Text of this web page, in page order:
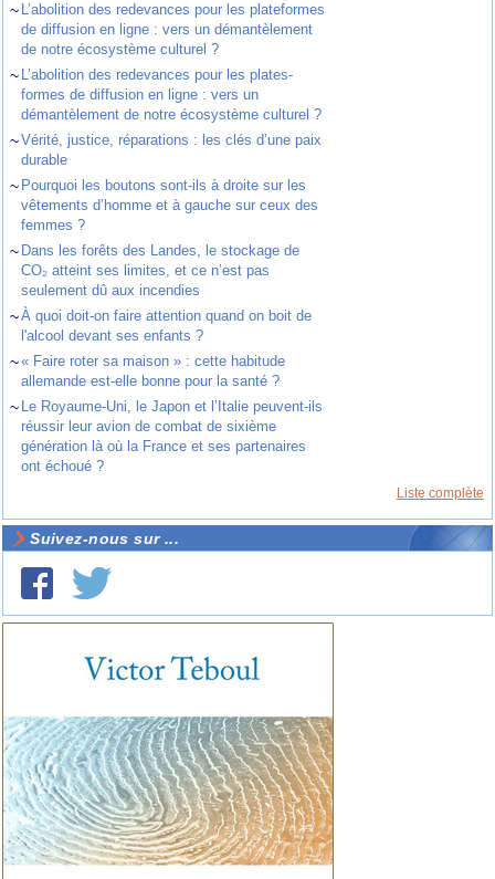
~ L’abolition des redevances pour les plateformes
de diffusion en ligne : vers un démantèlement
de notre écosystème culturel ?
~ L’abolition des redevances pour les plates-
formes de diffusion en ligne : vers un
démantèlement de notre écosystème culturel ?
~Vérité, justice, réparations : les clés d’une paix
durable
~ Pourquoi les boutons sont-ils à droite sur les
vêtements d’homme et à gauche sur ceux des
femmes ?
~ Dans les forêts des Landes, le stockage de
CO₂ atteint ses limites, et ce n’est pas
seulement dû aux incendies
~À quoi doit-on faire attention quand on boit de
l'alcool devant ses enfants ?
~« Faire roter sa maison » : cette habitude
allemande est-elle bonne pour la santé ?
~ Le Royaume-Uni, le Japon et l’Italie peuvent-ils
réussir leur avion de combat de sixième
génération là où la France et ses partenaires
ont échoué ?
Liste complète
Suivez-nous sur ...